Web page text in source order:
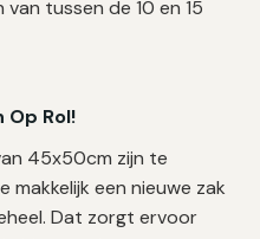
tussen de 10 en 15
Op Rol!
45x50cm zijn te
makkelijk een nieuwe zak
Dat zorgt ervoor